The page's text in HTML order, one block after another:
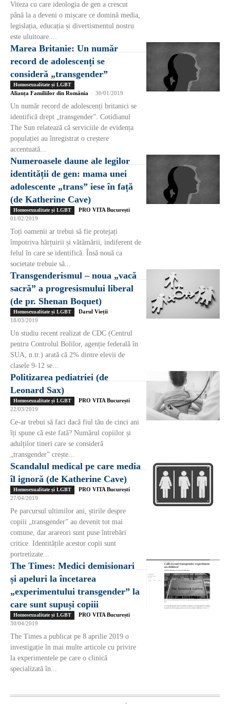
Viteza cu care ideologia de gen a crescut
până la a deveni o mișcare ce domină media,
legislația, educația și divertismentul nostru
este uluitoare....
Marea Britanie: Un număr
record de adolescenți se
consideră „transgender”
Homosexualitate și LGBT
Alianța Familiilor din România - 30/01/2019
Un număr record de adolescenți britanici se
identifică drept „transgender”. Cotidianul
The Sun relatează că serviciile de evidența
populației au înregistrat o creștere
accentuată...
Numeroasele daune ale legilor
identității de gen: mama unei
adolescente „trans” iese în față
(de Katherine Cave)
Homosexualitate și LGBT PRO VITA București -
01/02/2019
Toți oamenii ar trebui să fie protejați
împotriva hărțuirii și vătămării, indiferent de
felul în care se identifică. Însă nouă ca
societate trebuie să...
Transgenderismul – noua „vacă
sacră” a progresismului liberal
(de pr. Shenan Boquet)
Homosexualitate și LGBT Darul Vieții -
18/03/2019
Un studiu recent realizat de CDC (Centrul
pentru Controlul Bolilor, agenție federală în
SUA, n.tr.) arată că 2% dintre elevii de
clasele 9-12 se...
Politizarea pediatriei (de
Leonard Sax)
Homosexualitate și LGBT PRO VITA București -
22/03/2019
Ce-ar trebui să faci dacă fiul tău de cinci ani
îți spune că este fată? Numărul copiilor și
adulților tineri care se consideră
„transgender” crește...
Scandalul medical pe care media
îl ignoră (de Katherine Cave)
Homosexualitate și LGBT PRO VITA București -
27/04/2019
Pe parcursul ultimilor ani, știrile despre
copiii „transgender” au devenit tot mai
comune, dar arareori sunt puse întrebări
critice. Identitățile acestor copii sunt
portretizate...
The Times: Medici demisionari
și apeluri la încetarea
„experimentului transgender” la
care sunt supuși copiii
Homosexualitate și LGBT PRO VITA București -
30/04/2019
The Times a publicat pe 8 aprilie 2019 o
investigație în mai multe articole cu privire
la experimentele pe care o clinică
specializată în...